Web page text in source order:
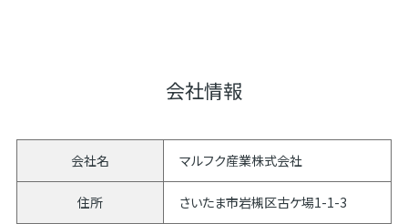
会社情報
会社名 マルフク産業株式会社
住所 さいたま市岩槻区古ケ場1-1-3